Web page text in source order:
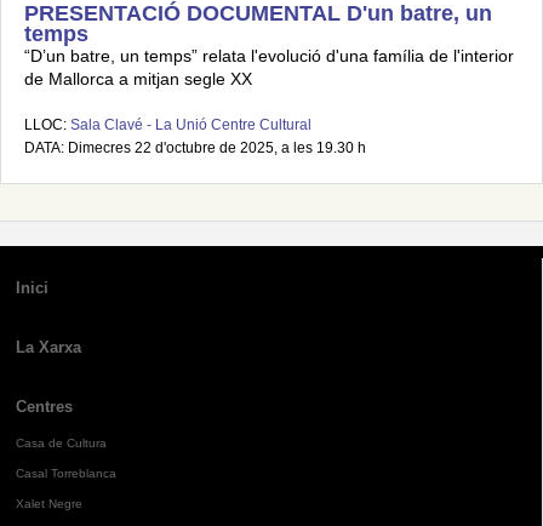
PRESENTACIÓ DOCUMENTAL D'un batre, un
temps
“D’un batre, un temps” relata l'evolució d'una família de l'interior
de Mallorca a mitjan segle XX
LLOC: Sala Clavé - La Unió Centre Cultural
DATA: Dimecres 22 d'octubre de 2025, a les 19.30 h
Inici
La Xarxa
Centres
Casa de Cultura
Casal Torreblanca
Xalet Negre